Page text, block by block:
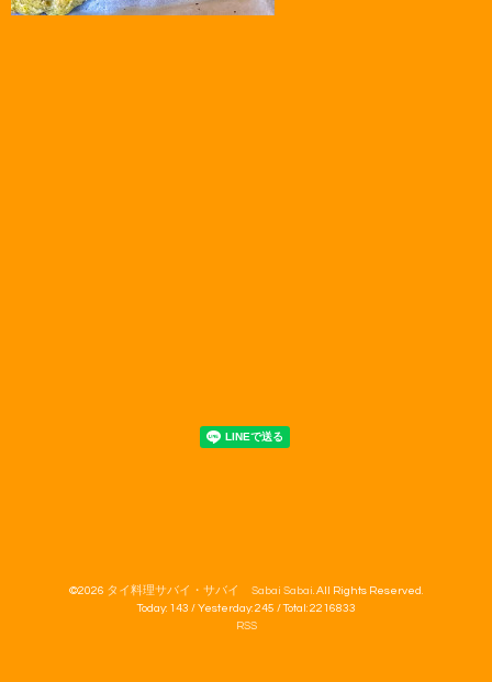
©2026 タイ料理サバイ・サバイ Sabai Sabai. All Rights Reserved.
Today: 143 / Yesterday:245 / Total:2216833
RSS